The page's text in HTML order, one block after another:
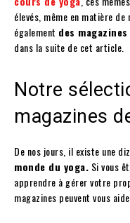
élevés, même en matière
également des
dans la suite de cet article.
Notre
magazines
De nos jours, il existe une
monde du yoga. Si vous
apprendre à gérer votre
magazines peuvent vous